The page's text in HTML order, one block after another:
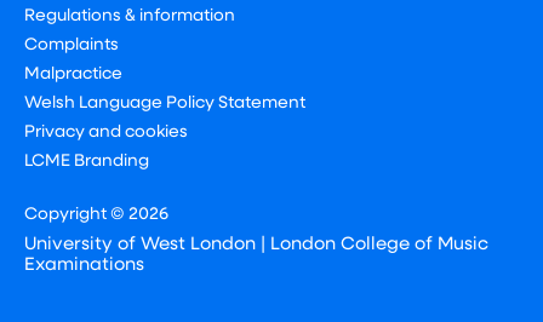
Regulations & information
Complaints
Malpractice
Welsh Language Policy Statement
Privacy and cookies
LCME Branding
Copyright © 2026
University of West London | London College of Music
Examinations